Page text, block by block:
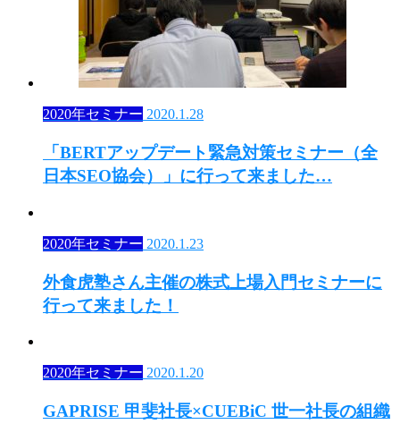
2020年セミナー 2020.1.28
「BERTアップデート緊急対策セミナー（全
日本SEO協会）」に行って来ました…
2020年セミナー 2020.1.23
外食虎塾さん主催の株式上場入門セミナーに
行って来ました！
2020年セミナー 2020.1.20
GAPRISE 甲斐社長×CUEBiC 世一社長の組織